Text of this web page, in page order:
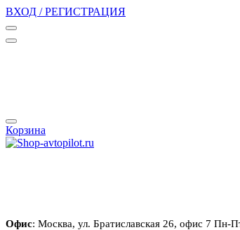
ВХОД / РЕГИСТРАЦИЯ
Корзина
Офис: Москва, ул. Братиславская 26, офис 7 Пн-